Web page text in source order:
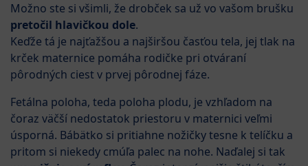
Možno ste si všimli, že drobček sa už vo vašom brušku
pretočil hlavičkou dole.
Keďže tá je najťažšou a najširšou časťou tela, jej tlak na
krček maternice pomáha rodičke pri otváraní
pôrodných ciest v prvej pôrodnej fáze.
Fetálna poloha, teda poloha plodu, je vzhľadom na
čoraz väčší nedostatok priestoru v maternici veľmi
úsporná. Bábätko si pritiahne nožičky tesne k telíčku a
pritom si niekedy cmúľa palec na nohe. Naďalej si tak